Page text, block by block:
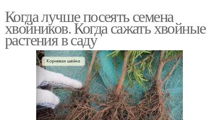
Когда лучше посеять семена
хвойников. Когда сажать хвойные
растения в саду